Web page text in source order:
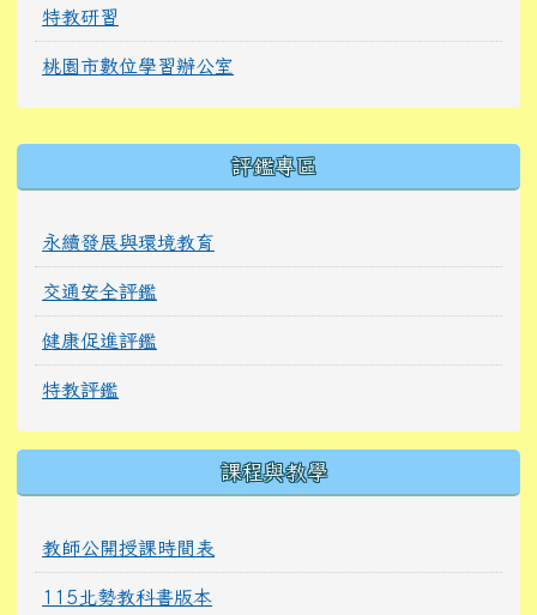
特教研習
桃園市數位學習辦公室
評鑑專區
永續發展與環境教育
交通安全評鑑
健康促進評鑑
特教評鑑
課程與教學
教師公開授課時間表
115北勢教科書版本